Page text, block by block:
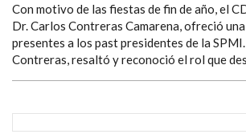
Con motivo de las fiestas de fin de año, el
Dr. Carlos Contreras Camarena, ofreció
presentes a los past presidentes de la
Contreras, resaltó y reconoció el rol que